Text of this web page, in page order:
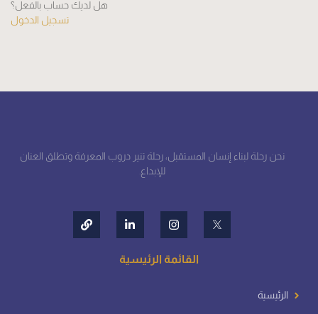
هل لديك حساب بالفعل؟
تسجيل الدخول
نحن رحلة لبناء إنسان المستقبل، رحلة تنير دروب المعرفة وتطلق العنان
للإبداع.
القائمة الرئيسية
الرئيسية